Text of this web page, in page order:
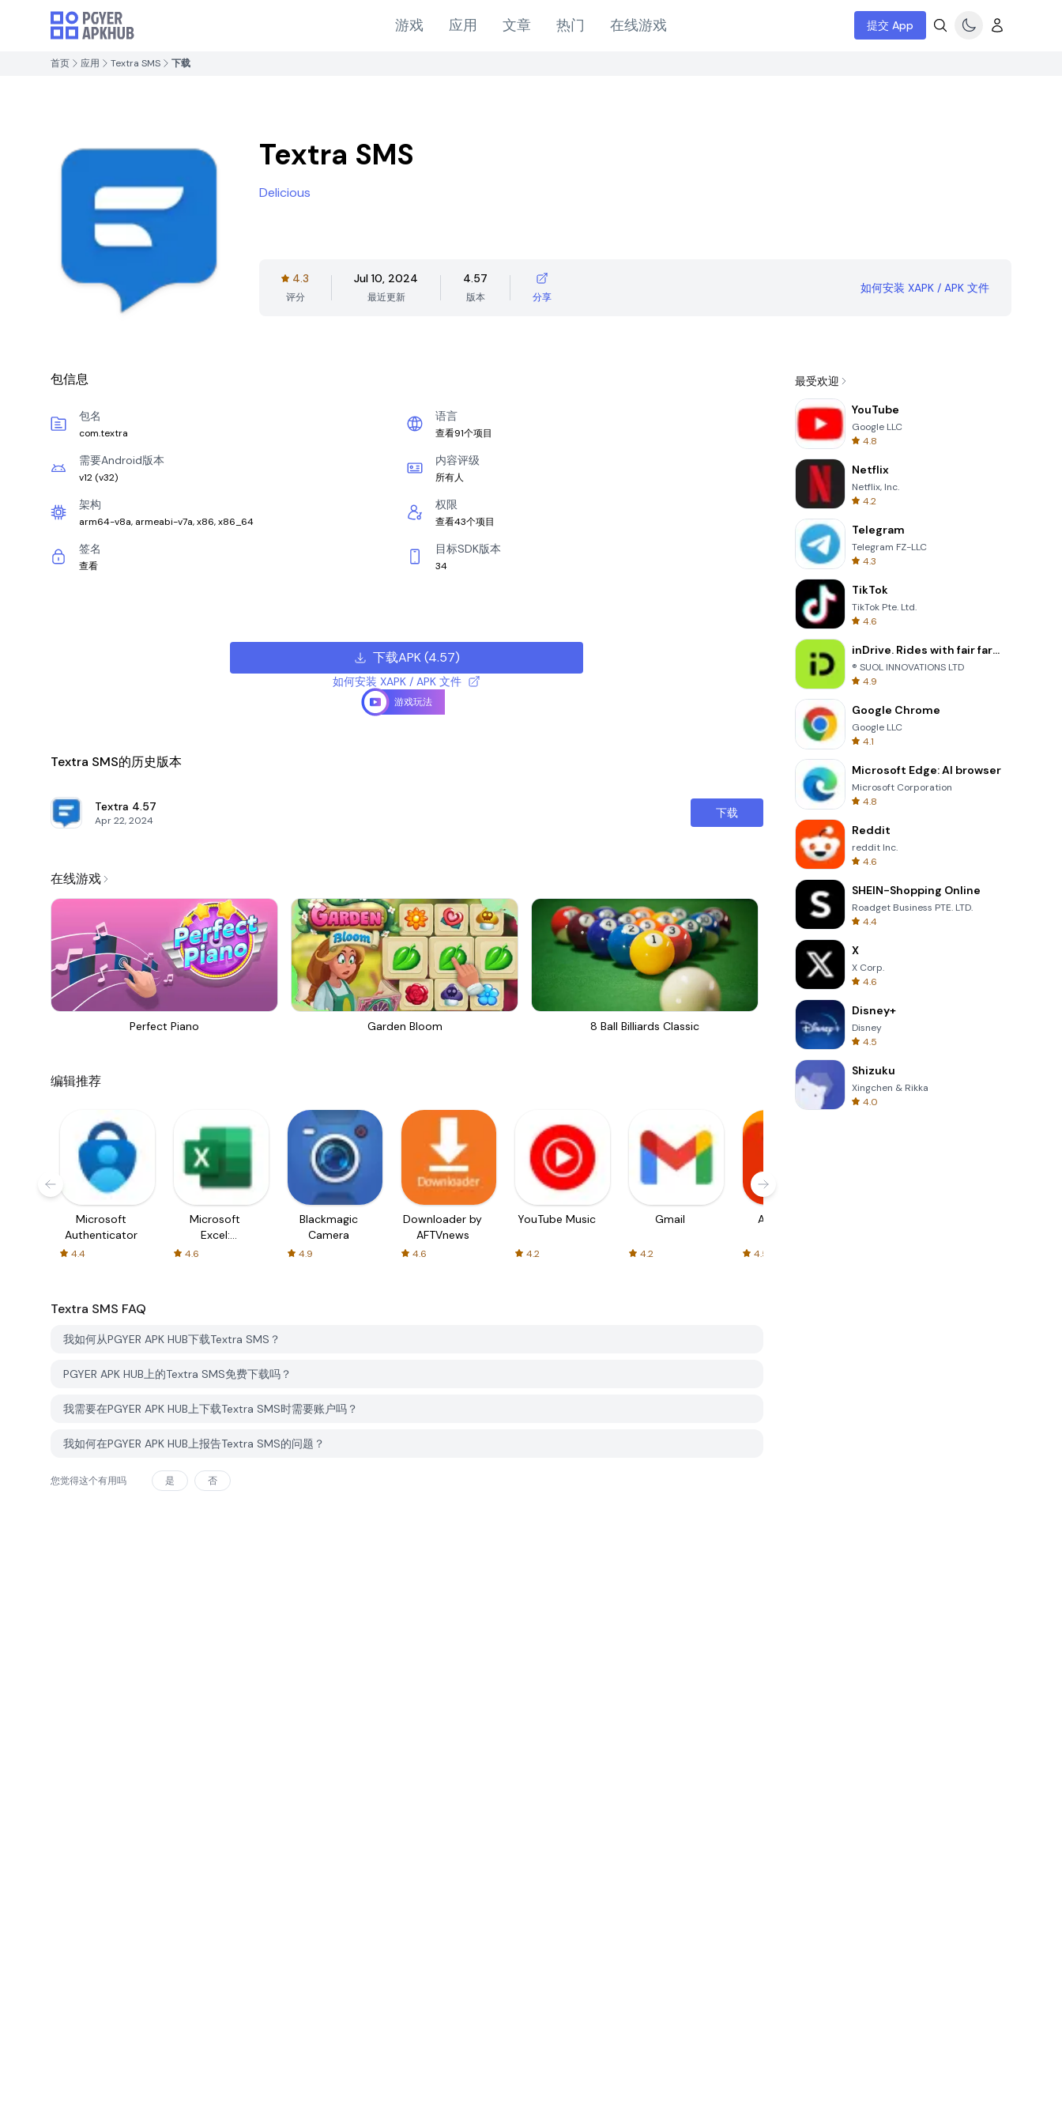
游戏 应用 文章 热门 在线游戏 提交 App
首页 应用 Textra SMS 下载
Textra SMS
Delicious
4.3
评分
Jul 10, 2024
最近更新
4.57
版本 分享
如何安装 XAPK / APK 文件
包信息
包名
com.textra
语言
查看91个项目
需要Android版本
v12 (v32)
内容评级
所有人
架构
arm64-v8a, armeabi-v7a, x86, x86_64
权限
查看43个项目
签名
查看
目标SDK版本
34
下载APK(4.57)
如何安装 XAPK / APK 文件
游戏玩法
Textra SMS的历史版本
Textra 4.57
Apr 22, 2024
下载
在线游戏
Perfect Piano Garden Bloom 8 Ball Billiards Classic Om Nom Run
编辑推荐
Microsoft
Authenticator
4.4
Microsoft
Excel:
Spreadsheets
4.6
Blackmagic
Camera
4.9
Downloader by
AFTVnews
4.6
YouTube Music
4.2
Gmail
4.2
AliExpress
4.5
Textra SMS FAQ
我如何从PGYER APK HUB下载Textra SMS？
PGYER APK HUB上的Textra SMS免费下载吗？
我需要在PGYER APK HUB上下载Textra SMS时需要账户吗？
我如何在PGYER APK HUB上报告Textra SMS的问题？
您觉得这个有用吗 是 否
最受欢迎
YouTube
Google LLC
4.8
Netflix
Netflix, Inc.
4.2
Telegram
Telegram FZ-LLC
4.3
TikTok
TikTok Pte. Ltd.
4.6
inDrive. Rides with fair fares
® SUOL INNOVATIONS LTD
4.9
Google Chrome
Google LLC
4.1
Microsoft Edge: AI browser
Microsoft Corporation
4.8
Reddit
reddit Inc.
4.6
SHEIN-Shopping Online
Roadget Business PTE. LTD.
4.4
X
X Corp.
4.6
Disney+
Disney
4.5
Shizuku
Xingchen & Rikka
4.0